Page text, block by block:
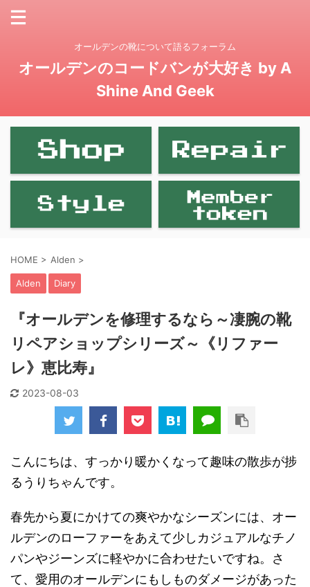
オールデンの靴について語るフォーラム
オールデンのコードバンが大好き by A
Shine And Geek
HOME > Alden >
Alden Diary
『オールデンを修理するなら～凄腕の靴
リペアショップシリーズ～《リファー
レ》恵比寿』
2023-08-03
こんにちは、すっかり暖かくなって趣味の散歩が捗
るうりちゃんです。
春先から夏にかけての爽やかなシーズンには、オー
ルデンのローファーをあえて少しカジュアルなチノ
パンやジーンズに軽やかに合わせたいですね。さ
て、愛用のオールデンにもしものダメージがあった